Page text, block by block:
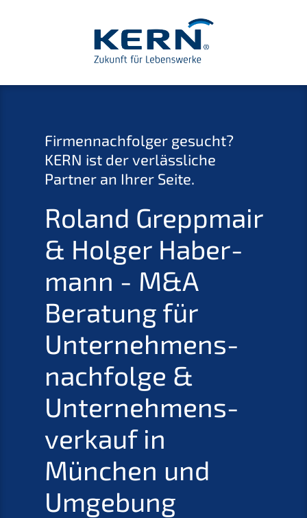
Firmen­nach­fol­ger gesucht?
KERN ist der verläss­li­che
Partner an Ihrer Seite.
Roland Grepp­mair
& Holger Haber­
mann - M&A
Beratung für
Unternehmens­
nachfolge &
Unter­nehmens­
verkauf in
München und
Umgebung